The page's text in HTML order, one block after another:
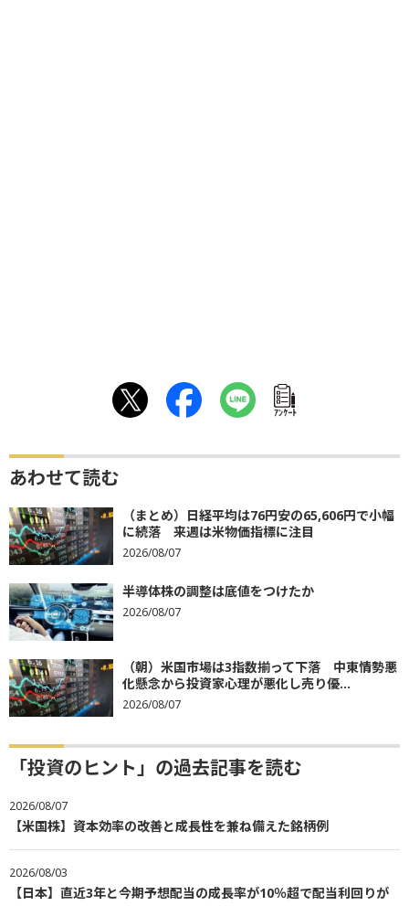
ｱﾝｹｰﾄ
あわせて読む
（まとめ）日経平均は76円安の65,606円で小幅
に続落 来週は米物価指標に注目
2026/08/07
半導体株の調整は底値をつけたか
2026/08/07
（朝）米国市場は3指数揃って下落 中東情勢悪
化懸念から投資家心理が悪化し売り優...
2026/08/07
「投資のヒント」の過去記事を読む
2026/08/07
【米国株】資本効率の改善と成長性を兼ね備えた銘柄例
2026/08/03
【日本】直近3年と今期予想配当の成長率が10％超で配当利回りが